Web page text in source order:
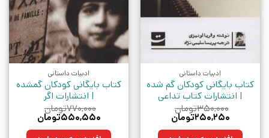
ادبیات داستانی
کتاب بایگانی کودکان گم شده
| انتشارات کتاب تداعی
۳۵۰,۰۰۰تومان
قیمت
۳۵۰,۰۰۰تومان
۲۵۰,۲۵۰تومان
۲۵۰,۲۵۰تومان.
ادبیات داستانی
کتاب بایگانی کودکان گمشده
| انتشارات اگر
۷۷۰,۰۰۰تومان
قیمت
۷۷۰,۰۰۰تومان
۵۵۰,۵۵۰تومان
۵۵۰,۵۵۰تومان.